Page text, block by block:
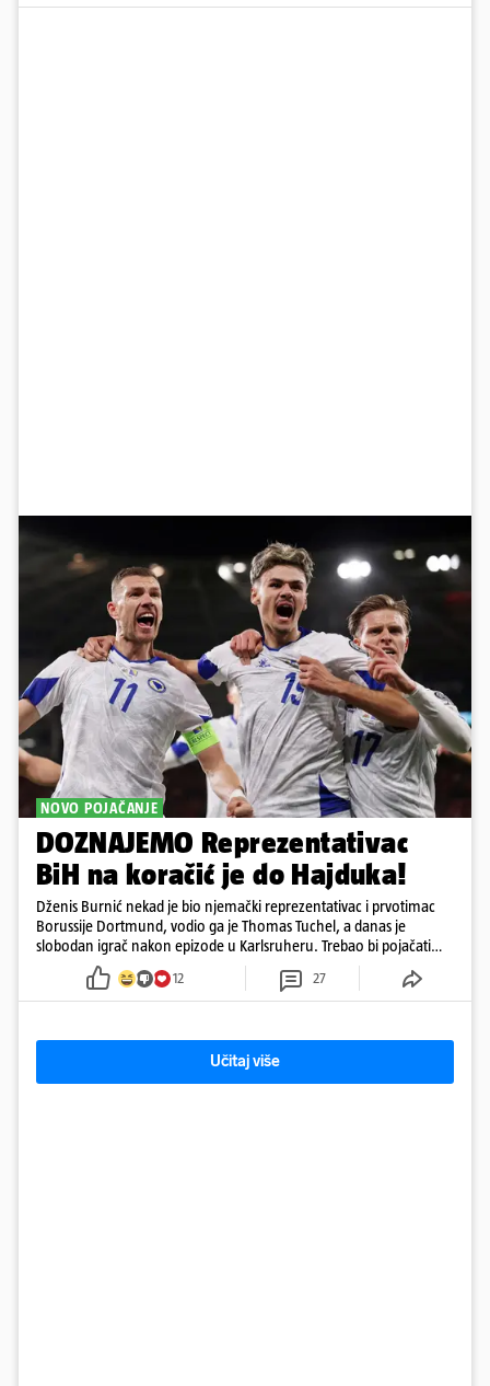
NOVO POJAČANJE
DOZNAJEMO Reprezentativac
BiH na koračić je do Hajduka!
Dženis Burnić nekad je bio njemački reprezentativac i prvotimac
Borussije Dortmund, vodio ga je Thomas Tuchel, a danas je
slobodan igrač nakon epizode u Karlsruheru. Trebao bi pojačati
konkurenciju u veznom redu
12 27
Učitaj više